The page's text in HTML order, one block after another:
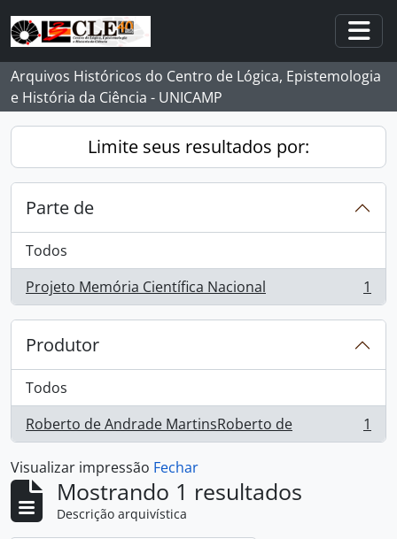
Skip to main content
Arquivos Históricos do Centro de Lógica, Epistemologia
e História da Ciência - UNICAMP
Limite seus resultados por:
Parte de
Todos
Projeto Memória Científica Nacional
, 1 resultados 1
Produtor
Todos
Roberto de Andrade MartinsRoberto de
, 1 resultados 1
Visualizar impressão Fechar
Mostrando 1 resultados
Descrição arquivística